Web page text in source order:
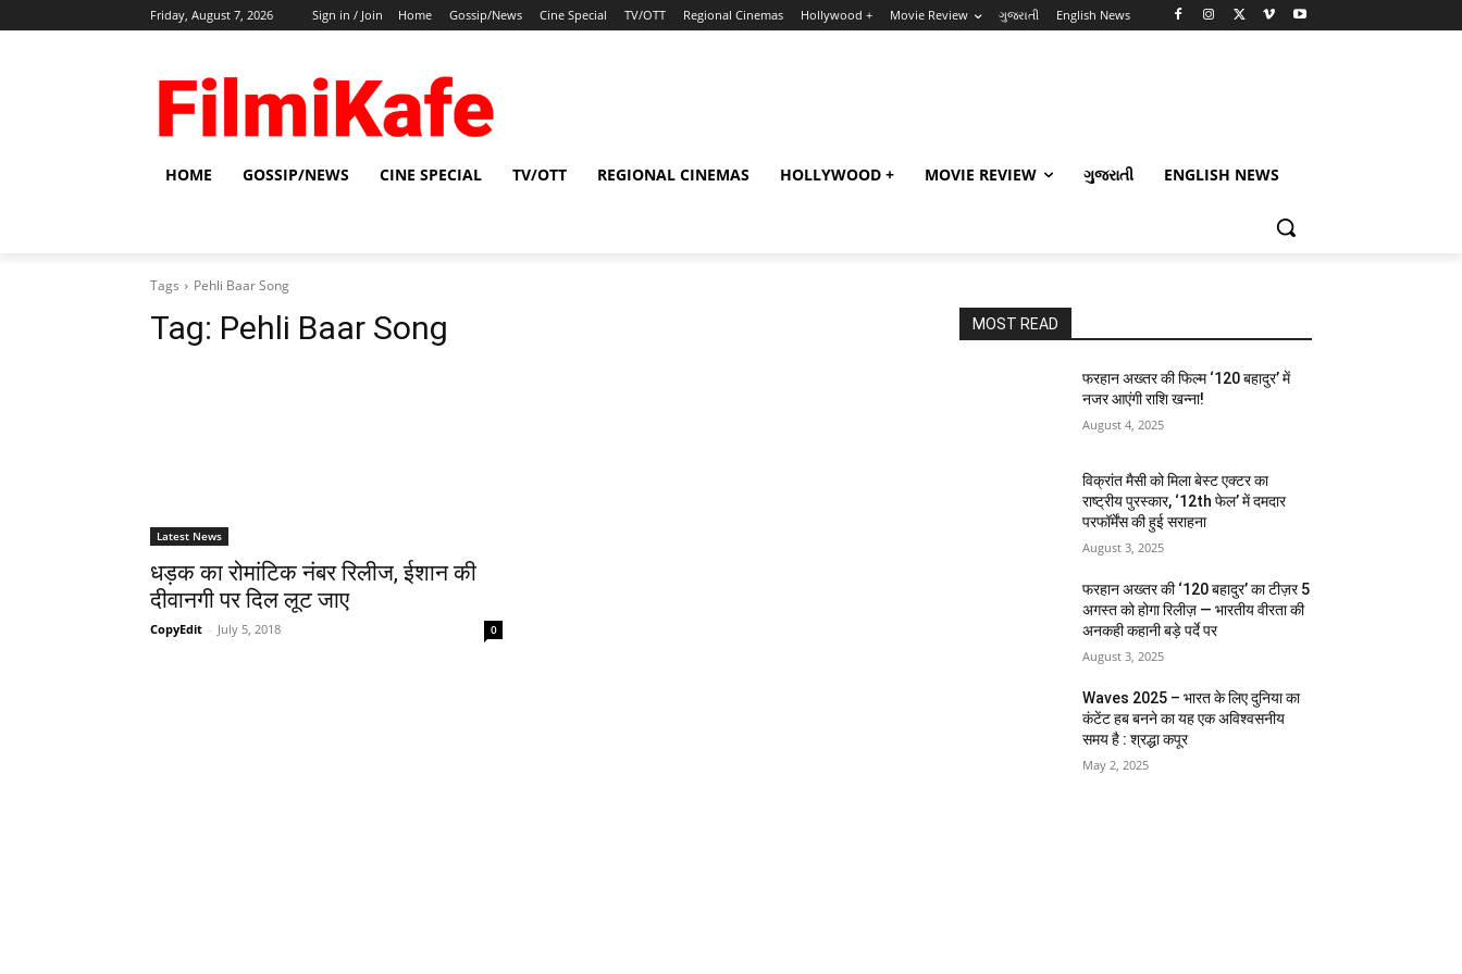
Friday, August 7, 2026 Sign in / Join Home Gossip/News Cine Special TV/OTT Regional Cinemas Hollywood + Movie Review ગુજરાતી English News
HOME GOSSIP/NEWS CINE SPECIAL TV/OTT REGIONAL CINEMAS HOLLYWOOD + MOVIE REVIEW ગુજરાતી ENGLISH NEWS
Tags Pehli Baar Song
Tag: Pehli Baar Song
Latest News
धड़क का रोमांटिक नंबर रिलीज, ईशान की
दीवानगी पर दिल लूट जाए
CopyEdit - July 5, 2018 0
MOST READ
फरहान अख्तर की फिल्म ‘120 बहादुर’ में
नजर आएंगी राशि खन्ना!
August 4, 2025
विक्रांत मैसी को मिला बेस्ट एक्टर का
राष्ट्रीय पुरस्कार, ‘12th फेल’ में दमदार
परफॉर्मेंस की हुई सराहना
August 3, 2025
फरहान अख्तर की ‘120 बहादुर’ का टीज़र 5
अगस्त को होगा रिलीज़ — भारतीय वीरता की
अनकही कहानी बड़े पर्दे पर
August 3, 2025
Waves 2025 – भारत के लिए दुनिया का
कंटेंट हब बनने का यह एक अविश्वसनीय
समय है : श्रद्धा कपूर
May 2, 2025